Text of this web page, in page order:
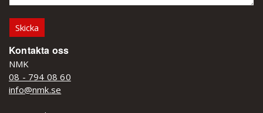
Kontakta oss
NMK
08 - 794 08 60
info@nmk.se